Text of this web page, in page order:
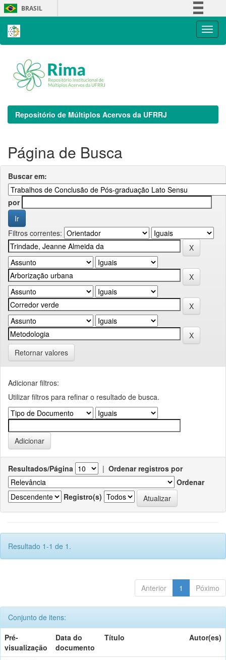
Skip
navigation
BRASIL
Repositório de Múltiplos Acervos da UFRRJ
Página de Busca
Buscar em:
por
Filtros correntes:
Retornar valores
Adicionar filtros:
Utilizar filtros para refinar o resultado de busca.
Resultados/Página | Ordenar registros por
Ordenar
Registro(s)
Resultado 1-1 de 1.
Anterior 1 Póximo
Conjunto de itens:
Pré-
visualização
Data do
documento
Título Autor(es)